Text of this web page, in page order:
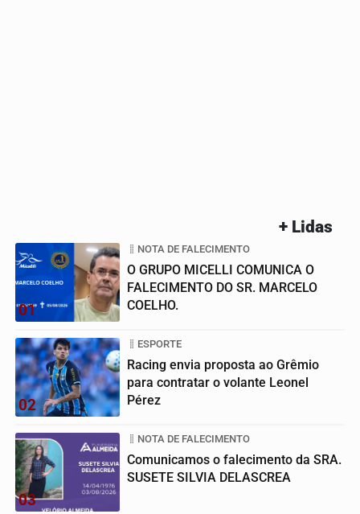
+ Lidas
01
NOTA DE FALECIMENTO
O GRUPO MICELLI COMUNICA O
FALECIMENTO DO SR. MARCELO
COELHO.
02
ESPORTE
Racing envia proposta ao Grêmio
para contratar o volante Leonel
Pérez
03
NOTA DE FALECIMENTO
Comunicamos o falecimento da SRA.
SUSETE SILVIA DELASCREA